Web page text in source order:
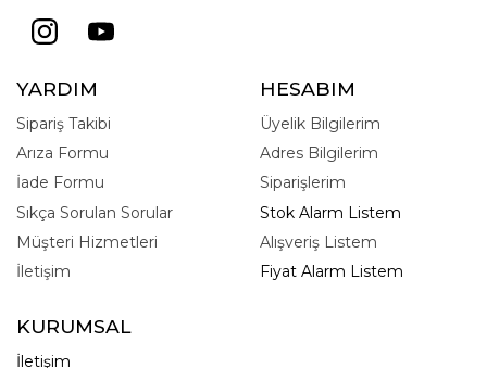
YARDIM
Sipariş Takibi
Arıza Formu
İade Formu
Sıkça Sorulan Sorular
Müşteri Hizmetleri
İletişim
HESABIM
Üyelik Bilgilerim
Adres Bilgilerim
Siparişlerim
Stok Alarm Listem
Alışveriş Listem
Fiyat Alarm Listem
KURUMSAL
İletişim